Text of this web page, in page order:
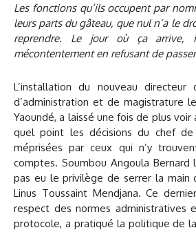
Les fonctions qu’ils occupent par
leurs parts du gâteau, que nul n’a le
reprendre. Le jour où ça arrive,
mécontentement en refusant de
L’installation du nouveau directeur
d’administration et de magistrature
Yaoundé, a laissé une fois de plus voir
quel point les décisions du chef
méprisées par ceux qui n’y
comptes. Soumbou Angoula Bernard
pas eu le privilège de serrer la main
Linus Toussaint Mendjana. Ce
respect des normes administratives
protocole, a pratiqué la politique de